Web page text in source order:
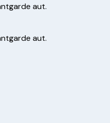
aut.
aut.